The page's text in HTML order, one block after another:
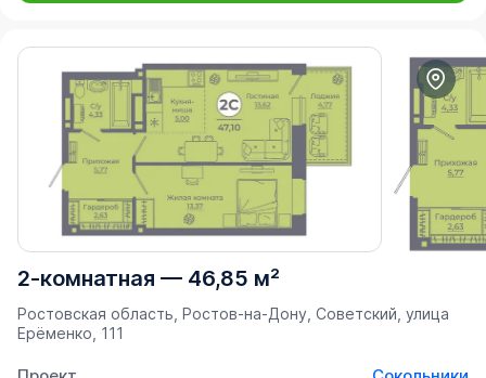
2-комнатная — 46,85 м²
Ростовская область, Ростов-на-Дону, Советский, улица
Ерёменко, 111